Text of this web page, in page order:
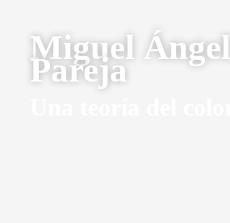
Miguel Ángel
Pareja